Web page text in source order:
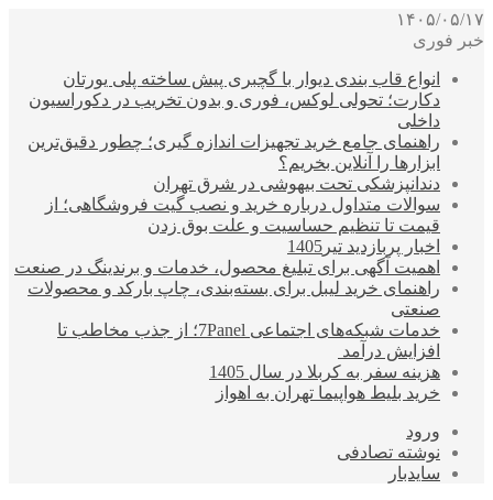
۱۴۰۵/۰۵/۱۷
خبر فوری
انواع قاب بندی دیوار با گچبری پیش ساخته پلی یورتان
دکارت؛ تحولی لوکس، فوری و بدون تخریب در دکوراسیون
داخلی
راهنمای جامع خرید تجهیزات اندازه گیری؛ چطور دقیق‌ترین
ابزارها را آنلاین بخریم؟
دندانپزشکی تحت بیهوشی در شرق تهران
سوالات متداول درباره خرید و نصب گیت فروشگاهی؛ از
قیمت تا تنظیم حساسیت و علت بوق زدن
اخبار پربازدید تیر1405
اهمیت آگهی برای تبلیغ محصول، خدمات و برندینگ در صنعت
راهنمای خرید لیبل برای بسته‌بندی، چاپ بارکد و محصولات
صنعتی
خدمات شبکه‌های اجتماعی 7Panel؛ از جذب مخاطب تا
افزایش درآمد
هزینه سفر به کربلا در سال 1405
خرید بلیط هواپیما تهران به اهواز
ورود
نوشته تصادفی
سایدبار